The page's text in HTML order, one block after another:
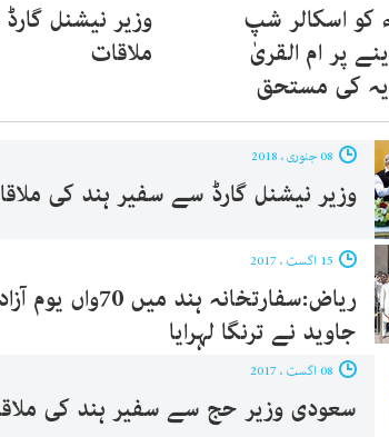
کو اسکالر شپ
پر ام القریٰ
کی مستحق
وزیر نیشنل
ملاقات
وزیر نیشنل گارڈ سے سفیر ہند کی
ریاض:سفارتخانہ ہند
جاوید نے ترنگا لہرایا
سعودی وزیر حج سے سفیر ہند کی